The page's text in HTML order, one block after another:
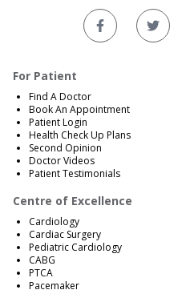
For Patient
Find A Doctor
Book An Appointment
Patient Login
Health Check Up Plans
Second Opinion
Doctor Videos
Patient Testimonials
Centre of Excellence
Cardiology
Cardiac Surgery
Pediatric Cardiology
CABG
PTCA
Pacemaker